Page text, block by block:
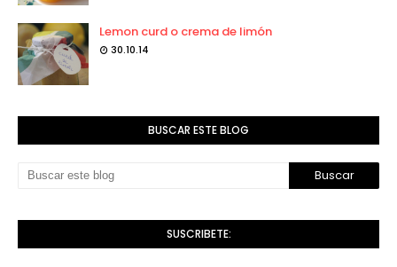
Lemon curd o crema de limón
30.10.14
BUSCAR ESTE BLOG
SUSCRIBETE: